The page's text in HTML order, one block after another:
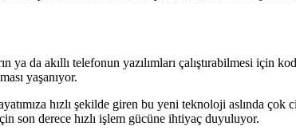
da akıllı telefonun yazılımları çalıştırabilmesi için
yaşanıyor.
hızlı şekilde giren bu yeni teknoloji aslında
son derece hızlı işlem gücüne ihtiyaç duyuluyor.